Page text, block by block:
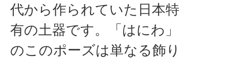
代から作られていた日本特
有の土器です。「はにわ」
のこのポーズは単なる飾り